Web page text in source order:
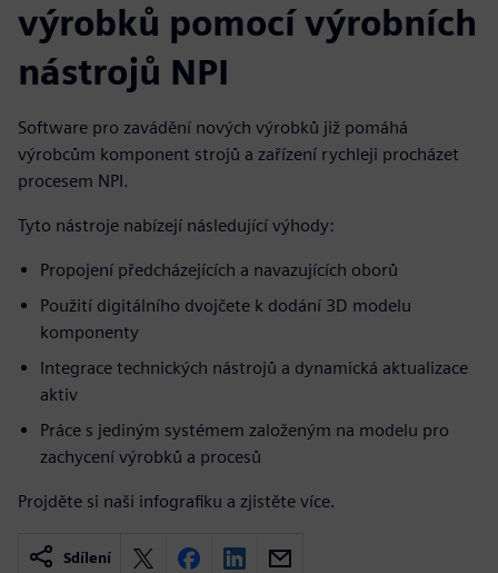
výrobků pomocí výrobních
nástrojů NPI
Software pro zavádění nových výrobků již pomáhá
výrobcům komponent strojů a zařízení rychleji procházet
procesem NPI.
Tyto nástroje nabízejí následující výhody:
Propojení předcházejících a navazujících oborů
Použití digitálního dvojčete k dodání 3D modelu
komponenty
Integrace technických nástrojů a dynamická aktualizace
aktiv
Práce s jediným systémem založeným na modelu pro
zachycení výrobků a procesů
Projděte si naši infografiku a zjistěte více.
Sdílení